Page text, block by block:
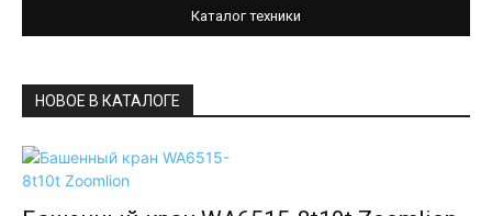
Каталог техники
НОВОЕ В КАТАЛОГЕ